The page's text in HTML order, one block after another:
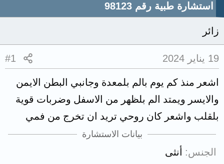
استشارة طبية رقم 98123
زائر
19 يناير 2024 #1
اشعر منذ كم يوم بالم بلمعدة وجانبي البطن الايمن
والايسر ويمتد الم بلظهر من الاسفل وضربات قوية
بلقلب واشعر كان روحي تريد ان تخرج من فمي
بيانات الاستشارة
الجنس
أنثى